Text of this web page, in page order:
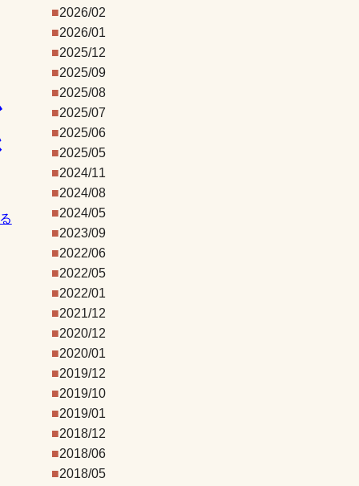
2026/02
2026/01
2025/12
2025/09
2025/08
2025/07
2025/06
2025/05
2024/11
2024/08
2024/05
2023/09
2022/06
2022/05
2022/01
2021/12
2020/12
2020/01
2019/12
2019/10
2019/01
2018/12
2018/06
2018/05